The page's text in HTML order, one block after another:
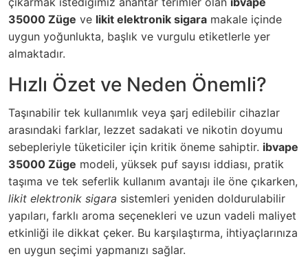
35000 Züge ve likit elektronik sigara makale içinde
uygun yoğunlukta, başlık ve vurgulu etiketlerle yer
almaktadır.
Hızlı Özet ve Neden Önemli?
Taşınabilir tek kullanımlık veya şarj edilebilir cihazlar
arasındaki farklar, lezzet sadakati ve nikotin doyumu
sebepleriyle tüketiciler için kritik öneme sahiptir. ibvape
35000 Züge modeli, yüksek puf sayısı iddiası, pratik
taşıma ve tek seferlik kullanım avantajı ile öne çıkarken,
likit elektronik sigara sistemleri yeniden doldurulabilir
yapıları, farklı aroma seçenekleri ve uzun vadeli maliyet
etkinliği ile dikkat çeker. Bu karşılaştırma, ihtiyaçlarınıza
en uygun seçimi yapmanızı sağlar.